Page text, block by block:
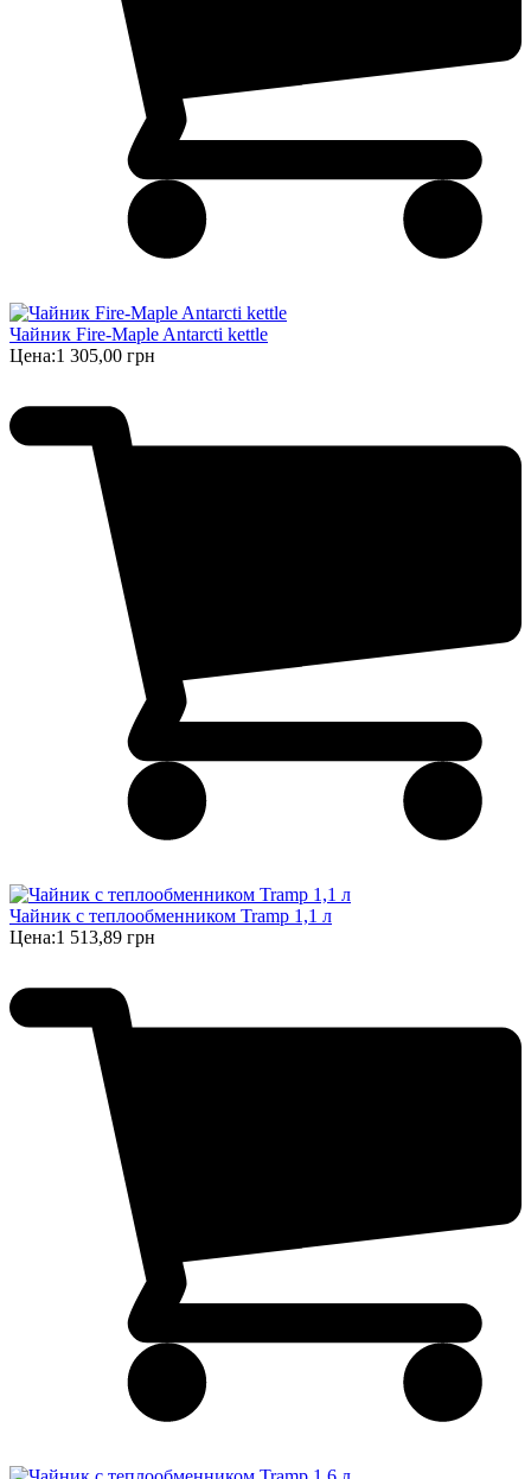
Чайник Fire-Maple Antarcti kettle
Цена:1 305,00 грн
Чайник с теплообменником Tramp 1,1 л
Цена:1 513,89 грн